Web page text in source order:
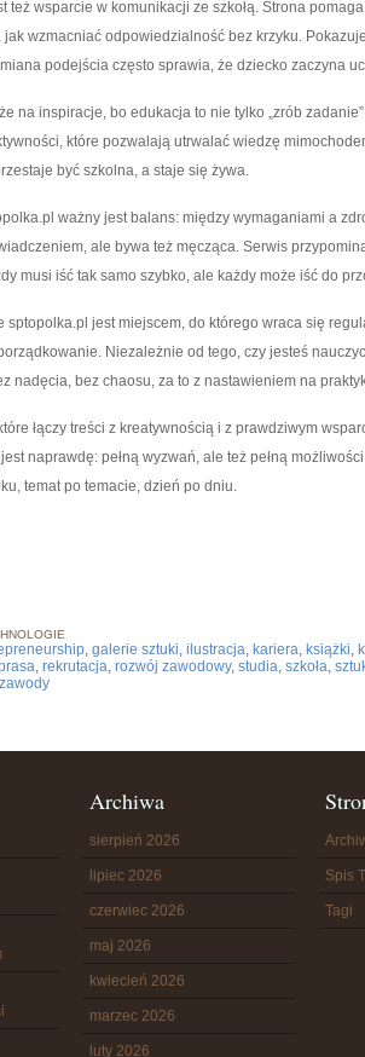
też wsparcie w komunikacji ze szkołą. Strona
wzmacniać odpowiedzialność bez krzyku.
podejścia często sprawia, że dziecko zaczyna
na inspiracje, bo edukacja to nie tylko „zrób
które pozwalają utrwalać wiedzę
być szkolna, a staje się żywa.
ważny jest balans: między wymaganiami a
ale bywa też męcząca. Serwis
musi iść tak samo szybko, ale każdy może iść do
sptopolka.pl jest miejscem, do którego wraca się
Niezależnie od tego, czy jesteś
nadęcia, bez chaosu, za to z nastawieniem na
łączy treści z kreatywnością i z prawdziwym
naprawdę: pełną wyzwań, ale też pełną
temat po temacie, dzień po dniu.
, galerie sztuki, ilustracja, kariera, książki,
, rekrutacja, rozwój zawodowy, studia, szkoła,
zawody
Archiwa
sierpień 2026
lipiec 2026
czerwiec 2026
maj 2026
kwiecień 2026
marzec 2026
luty 2026
Spis
Tagi